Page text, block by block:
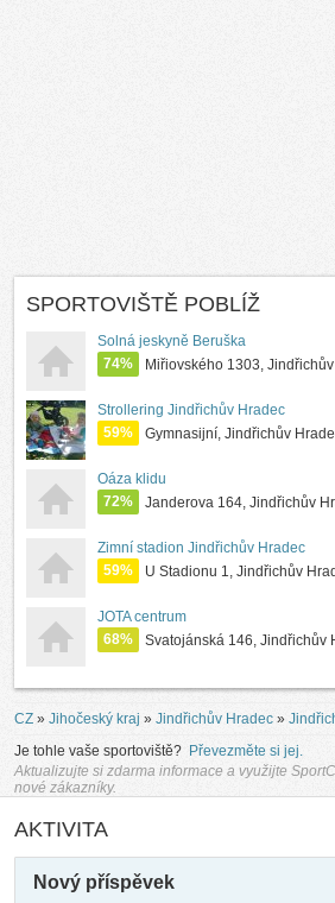
SPORTOVIŠTĚ POBLÍŽ
Solná jeskyně Beruška
74%
Miřiovského 1303,
Strollering Jindřichův Hradec
59%
Gymnasijní, Jindřichův
Oáza klidu
72%
Janderova 164, Jindřichův
Zimní stadion Jindřichův Hradec
59%
U Stadionu 1, Jindřichův
JOTA centrum
68%
Svatojánská 146, Jindřichův
CZ » Jihočeský kraj » Jindřichův Hradec »
Je tohle vaše sportoviště? Převezměte si jej.
Aktualizujte si zdarma informace a využijte
nové zákazníky.
AKTIVITA
Nový příspěvek